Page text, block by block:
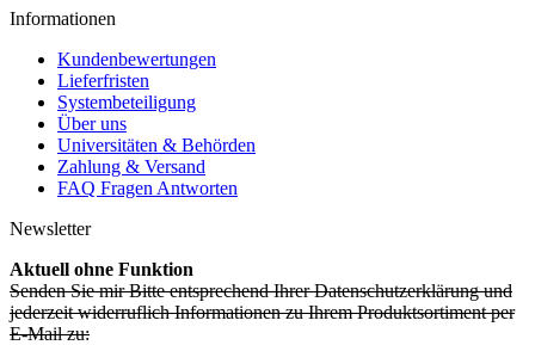
Informationen
Kundenbewertungen
Lieferfristen
Systembeteiligung
Über uns
Universitäten & Behörden
Zahlung & Versand
FAQ Fragen Antworten
Newsletter
Aktuell ohne Funktion
Senden Sie mir Bitte entsprechend Ihrer Datenschutzerklärung und
jederzeit widerruflich Informationen zu Ihrem Produktsortiment per
E-Mail zu: